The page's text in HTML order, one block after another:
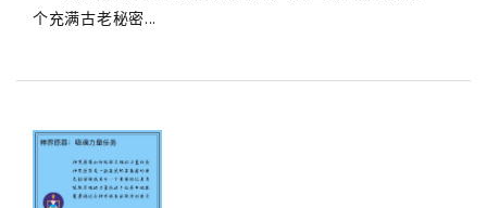
个充满古老秘密...